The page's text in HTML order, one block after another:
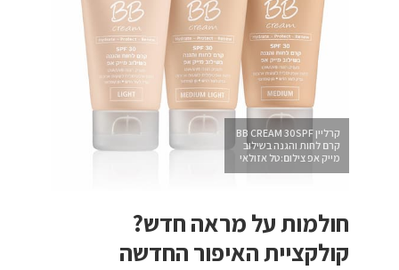
קרליין BB CREAM 30SPF
קרם לחות והגנה בשילוב
מייק אפ צילום:טל אזולאי
חולמות על מראה חדש?
קולקציית האיפור החדשה